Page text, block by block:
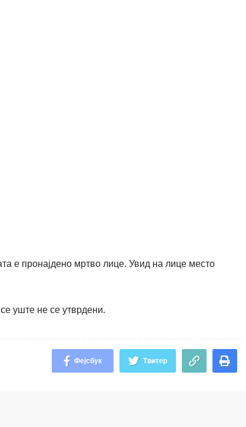
е пронајдено мртво лице. Увид на лице место
уште не се утврдени.
Фејсбук Твитер